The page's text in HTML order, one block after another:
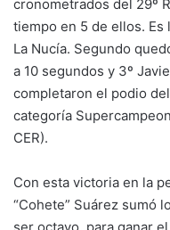
cronometrados del 29º
tiempo en 5 de ellos. Es
La Nucía. Segundo
a 10 segundos y 3º
completaron el podio
categoría
CER).
Con esta victoria en la
“Cohete” Suárez sumó
ser octavo, para ganar